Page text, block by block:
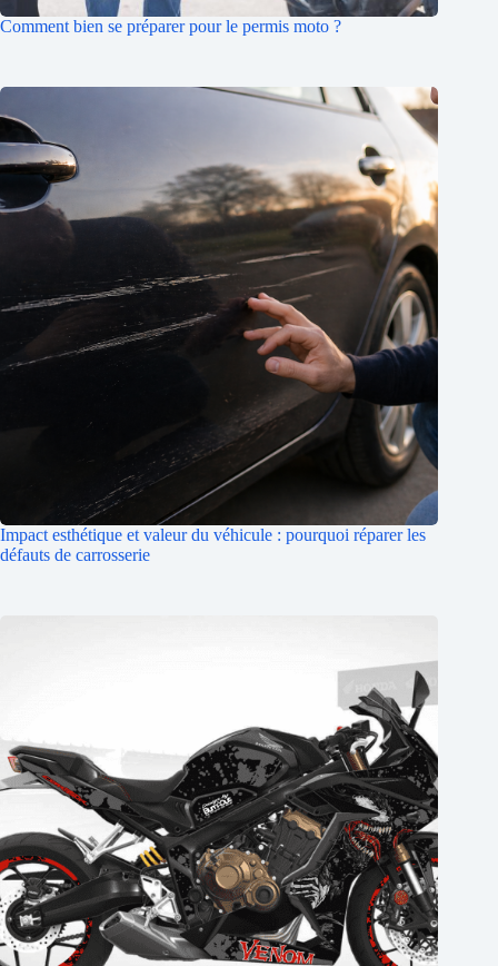
Comment bien se préparer pour le permis moto ?
Impact esthétique et valeur du véhicule : pourquoi réparer les
défauts de carrosserie